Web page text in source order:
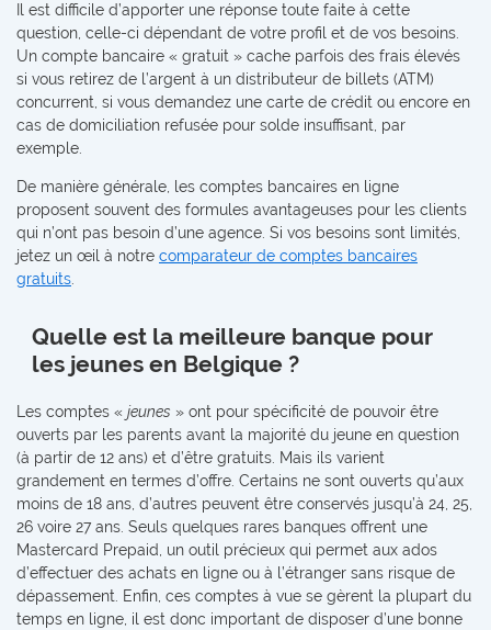
Il est difficile d’apporter une réponse toute faite à cette
question, celle-ci dépendant de votre profil et de vos besoins.
Un compte bancaire « gratuit » cache parfois des frais élevés
si vous retirez de l’argent à un distributeur de billets (ATM)
concurrent, si vous demandez une carte de crédit ou encore en
cas de domiciliation refusée pour solde insuffisant, par
exemple.
De manière générale, les comptes bancaires en ligne
proposent souvent des formules avantageuses pour les clients
qui n’ont pas besoin d’une agence. Si vos besoins sont limités,
jetez un œil à notre comparateur de comptes bancaires
gratuits.
Quelle est la meilleure banque pour
les jeunes en Belgique ?
Les comptes « jeunes » ont pour spécificité de pouvoir être
ouverts par les parents avant la majorité du jeune en question
(à partir de 12 ans) et d’être gratuits. Mais ils varient
grandement en termes d’offre. Certains ne sont ouverts qu’aux
moins de 18 ans, d’autres peuvent être conservés jusqu’à 24, 25,
26 voire 27 ans. Seuls quelques rares banques offrent une
Mastercard Prepaid, un outil précieux qui permet aux ados
d’effectuer des achats en ligne ou à l’étranger sans risque de
dépassement. Enfin, ces comptes à vue se gèrent la plupart du
temps en ligne, il est donc important de disposer d’une bonne